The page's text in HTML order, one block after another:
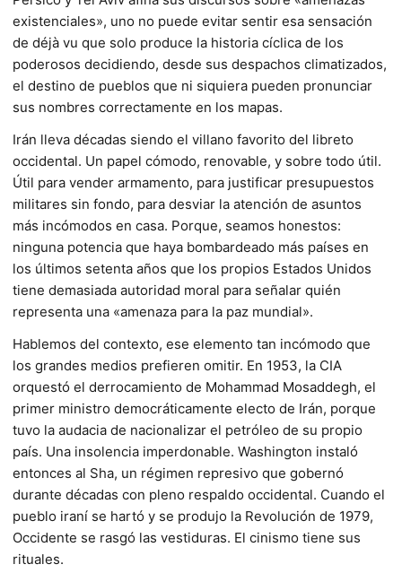
existenciales», uno no puede evitar sentir esa sensación
de déjà vu que solo produce la historia cíclica de los
poderosos decidiendo, desde sus despachos climatizados,
el destino de pueblos que ni siquiera pueden pronunciar
sus nombres correctamente en los mapas.
Irán lleva décadas siendo el villano favorito del libreto
occidental. Un papel cómodo, renovable, y sobre todo útil.
Útil para vender armamento, para justificar presupuestos
militares sin fondo, para desviar la atención de asuntos
más incómodos en casa. Porque, seamos honestos:
ninguna potencia que haya bombardeado más países en
los últimos setenta años que los propios Estados Unidos
tiene demasiada autoridad moral para señalar quién
representa una «amenaza para la paz mundial».
Hablemos del contexto, ese elemento tan incómodo que
los grandes medios prefieren omitir. En 1953, la CIA
orquestó el derrocamiento de Mohammad Mosaddegh, el
primer ministro democráticamente electo de Irán, porque
tuvo la audacia de nacionalizar el petróleo de su propio
país. Una insolencia imperdonable. Washington instaló
entonces al Sha, un régimen represivo que gobernó
durante décadas con pleno respaldo occidental. Cuando el
pueblo iraní se hartó y se produjo la Revolución de 1979,
Occidente se rasgó las vestiduras. El cinismo tiene sus
rituales.